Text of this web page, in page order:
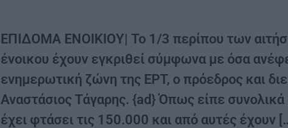
ΕΠΙΔΟΜΑ ΕΝΟΙΚΙΟΥ| To 1/3 περίπου των
ένοικου έχουν εγκριθεί σύμφωνα με όσα
ενημερωτική ζώνη της ΕΡΤ, ο πρόεδρος και
Αναστάσιος Τάγαρης. {ad} Όπως είπε
έχει φτάσει τις 150.000 και από αυτές έχουν